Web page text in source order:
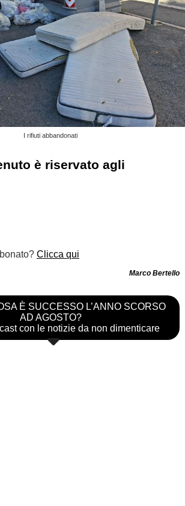
I rifiuti abbandonati
è riservato agli
Clicca qui
Marco Bertello
È SUCCESSO L’ANNO SCORSO
AD AGOSTO?
con le notizie da non dimenticare